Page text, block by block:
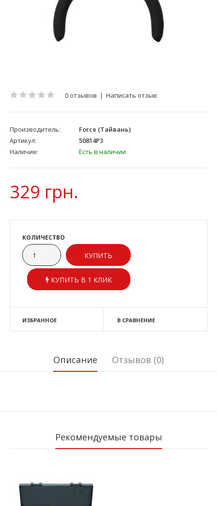
0 отзывов | Написать отзыв
Производитель:
Force (Тайвань)
Артикул:
50814P3
Наличие:
Есть в наличии
329 грн.
КОЛИЧЕСТВО
КУПИТЬ В 1 КЛИК
ИЗБРАННОЕ В СРАВНЕНИЕ
Описание Отзывов (0)
Рекомендуемые товары